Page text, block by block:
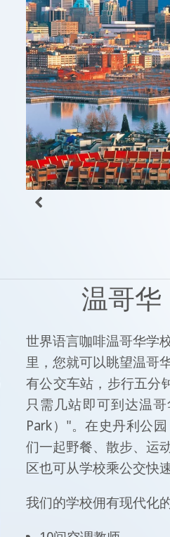
温哥
世界语言咖啡温哥华学
里，您就可以眺望温哥
有公交车站，步行五分
只需几站即可到达温
Park）"。在史丹利公
们一起野餐、散步、运
区也可从学校乘公交快
我们的学校佣有现代化